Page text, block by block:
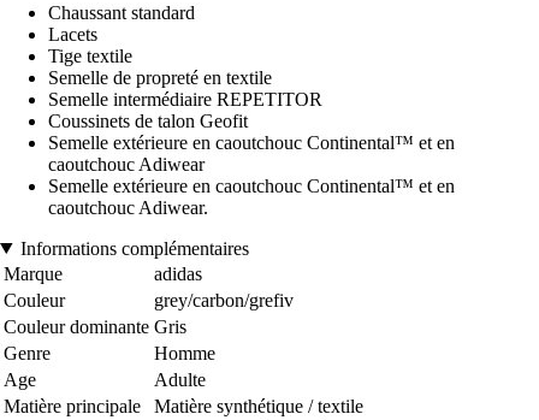
Chaussant standard
Lacets
Tige textile
Semelle de propreté en textile
Semelle intermédiaire REPETITOR
Coussinets de talon Geofit
Semelle extérieure en caoutchouc Continental™ et en
caoutchouc Adiwear
Semelle extérieure en caoutchouc Continental™ et en
caoutchouc Adiwear.
Informations complémentaires
Marque
adidas
Couleur
grey/carbon/grefiv
Couleur dominante Gris
Genre
Homme
Age
Adulte
Matière principale
Matière synthétique / textile